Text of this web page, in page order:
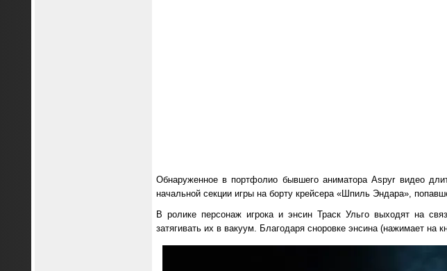
Обнаруженное в портфолио бывшего аниматора Aspyr видео
начальной секции игры на борту крейсера «Шпиль Эндара»,
В ролике персонаж игрока и энсин Траск Ульго выходят на
затягивать их в вакуум. Благодаря сноровке энсина (нажимает на